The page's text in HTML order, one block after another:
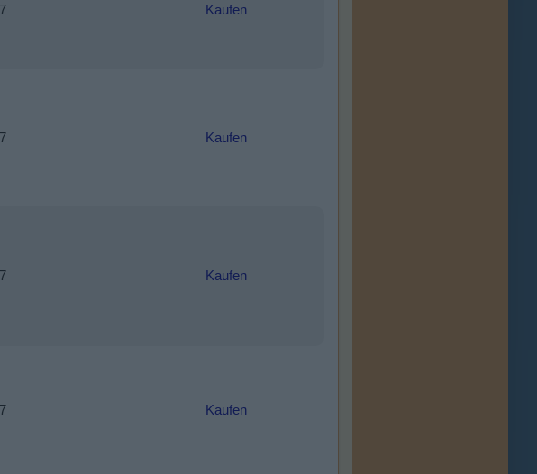
Kaufen
Kaufen
Kaufen
Kaufen